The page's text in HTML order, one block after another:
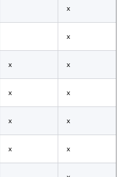
x
x
x x
x x
x x
x x